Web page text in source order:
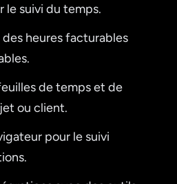
le suivi du temps.
heures facturables
de temps et de
ou client.
pour le suivi